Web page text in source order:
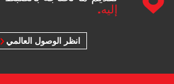
إليه.
انظر الوصول العالمي